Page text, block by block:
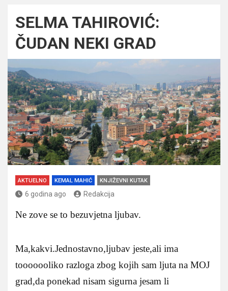
SELMA TAHIROVIĆ:
ČUDAN NEKI GRAD
AKTUELNO KEMAL MAHIĆ KNJIŽEVNI KUTAK
6 godina ago Redakcija
Ne zove se to bezuvjetna ljubav.
Ma,kakvi.Jednostavno,ljubav jeste,ali ima
tooooooliko razloga zbog kojih sam ljuta na MOJ
grad,da ponekad nisam sigurna jesam li